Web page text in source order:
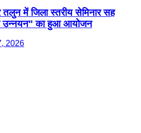
तलुन में जिला स्तरीय सेमिनार सह
उन्नयन" का हुआ आयोजन
2026